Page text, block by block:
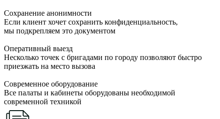
Сохранение анонимности
Если клиент хочет сохранить конфиденциальность,
мы подкрепляем это документом
Оперативный выезд
Несколько точек с бригадами по городу позволяют быстро
приезжать на место вызова
Современное оборудование
Все палаты и кабинеты оборудованы необходимой
современной техникой